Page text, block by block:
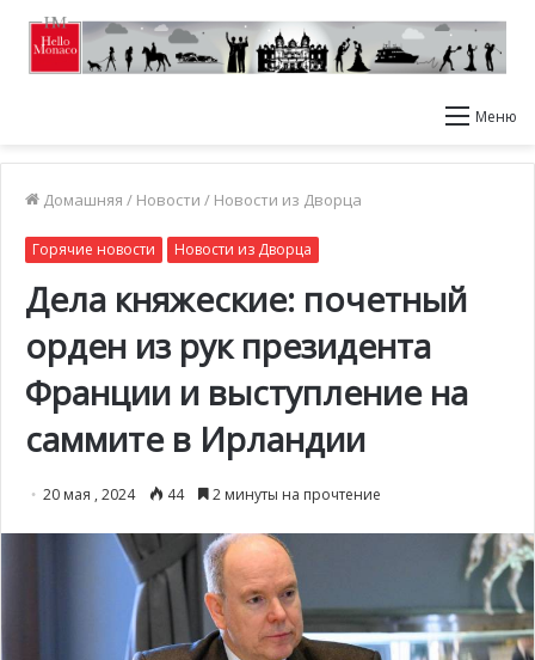
Меню
Домашняя / Новости / Новости из Дворца
Горячие новости Новости из Дворца
Дела княжеские: почетный
орден из рук президента
Франции и выступление на
саммите в Ирландии
20 мая , 2024 44 2 минуты на прочтение